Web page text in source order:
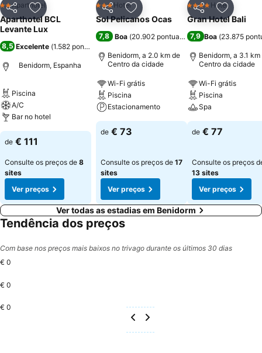
PartilharAdicionar aos favoritos
2 Estrelas
Aparthotel
Aparthotel BCL
Levante Lux
8,5 Excelente (1.582 pontuações
Benidorm, Espanha
Piscina
A/C
Bar no hotel
de € 111
Consulte os preços de 8
sites
Ver preços
PartilharAdicionar aos favoritos
3 Estrelas
Hotel
Sol Pelicanos Ocas
7,8 Boa (20.902 pontuações)
Benidorm, a 2.0 km de
Centro da cidade
Wi-Fi grátis
Piscina
Estacionamento
de € 73
Consulte os preços de 17
sites
Ver preços
Partilhar
4 EstrelasHotel
Gran Hotel Bali
7,9 Boa (23.875
Benidorm, a 3.1 km
Centro da cidade
Wi-Fi grátis
Piscina
Spa
de € 77
Consulte os preços
13 sites
Ver preços
Ver todas as estadias em Benidorm
Tendência dos preços
Com base nos preços mais baixos no trivago durante os últimos 30 dias
€ 0
€ 0
€ 0